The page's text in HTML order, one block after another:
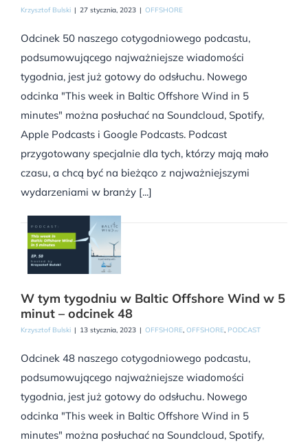
Krzysztof Bulski | 27 stycznia, 2023 | OFFSHORE
Odcinek 50 naszego cotygodniowego podcastu,
podsumowującego najważniejsze wiadomości
tygodnia, jest już gotowy do odsłuchu. Nowego
odcinka "This week in Baltic Offshore Wind in 5
minutes" można posłuchać na Soundcloud, Spotify,
Apple Podcasts i Google Podcasts. Podcast
przygotowany specjalnie dla tych, którzy mają mało
czasu, a chcą być na bieżąco z najważniejszymi
wydarzeniami w branży [...]
W tym tygodniu w Baltic Offshore Wind w 5
minut – odcinek 48
Krzysztof Bulski | 13 stycznia, 2023 | OFFSHORE, OFFSHORE, PODCAST
Odcinek 48 naszego cotygodniowego podcastu,
podsumowującego najważniejsze wiadomości
tygodnia, jest już gotowy do odsłuchu. Nowego
odcinka "This week in Baltic Offshore Wind in 5
minutes" można posłuchać na Soundcloud, Spotify,